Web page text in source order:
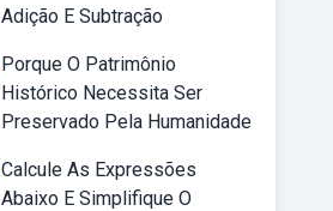
Adição E Subtração
Porque O Patrimônio
Histórico Necessita Ser
Preservado Pela Humanidade
Calcule As Expressões
Abaixo E Simplifique O